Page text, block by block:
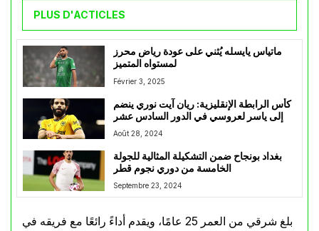
PLUS D'ACTICLES
ماتياس يايسله يُثني على عودة رياض محرز
لمستواه المتميز
Février 3, 2025
كأس الرابطة الإنقليزية: ريان آيت نوري ينضم
إلى ياسر لعروسي في الدور السادس عشر
Août 28, 2024
بغداد بونجاح ضمن التشكيلة المثالية للجولة
الخامسة من دوري نجوم قطر
Septembre 23, 2024
بلغ شرقي من العمر 25 عامًا، ويقدم أداءً رائعًا مع فريقه في